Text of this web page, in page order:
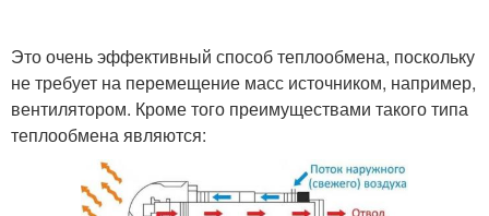
Это очень эффективный способ теплообмена, поскольку
не требует на перемещение масс источником, например,
вентилятором. Кроме того преимуществами такого типа
теплообмена являются: